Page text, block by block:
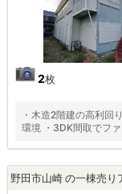
2枚
・木造2階建の高利回
環境 ・3DK間取でフ
野田市山崎 の一棟売り